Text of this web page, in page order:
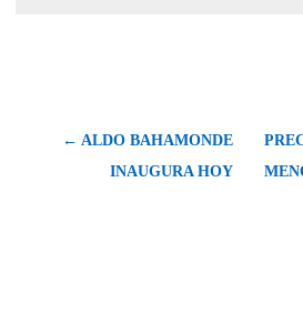
← ALDO BAHAMONDE
INAUGURA HOY